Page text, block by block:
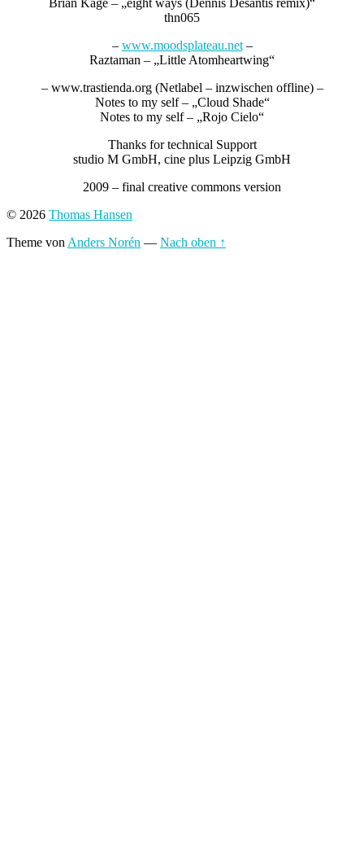
Brian Kage – „eight ways (Dennis Desantis remix)“
thn065
– www.moodsplateau.net–
Raztaman – „Little Atomheartwing“
– www.trastienda.org (Netlabel – inzwischen offline) –
Notes to my self – „Cloud Shade“
Notes to my self – „Rojo Cielo“
Thanks for technical Support
studio M GmbH, cine plus Leipzig GmbH
2009 – final creative commons version
© 2026 Thomas Hansen
Theme vonAnders Norén — Nach oben ↑